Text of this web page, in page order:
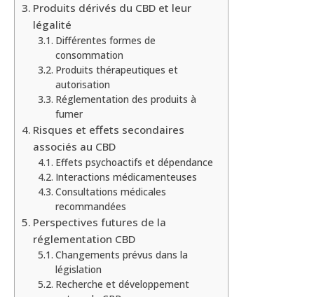
Produits dérivés du CBD et leur
légalité
Différentes formes de
consommation
Produits thérapeutiques et
autorisation
Réglementation des produits à
fumer
Risques et effets secondaires
associés au CBD
Effets psychoactifs et dépendance
Interactions médicamenteuses
Consultations médicales
recommandées
Perspectives futures de la
réglementation CBD
Changements prévus dans la
législation
Recherche et développement